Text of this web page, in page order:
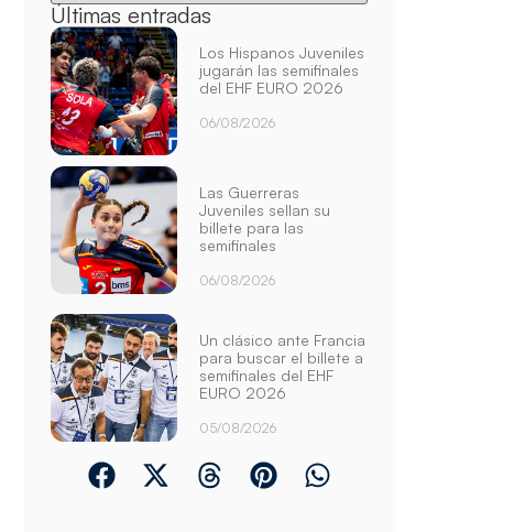
Últimas entradas
Los Hispanos Juveniles
jugarán las semifinales
del EHF EURO 2026
06/08/2026
Las Guerreras
Juveniles sellan su
billete para las
semifinales
06/08/2026
Un clásico ante Francia
para buscar el billete a
semifinales del EHF
EURO 2026
05/08/2026